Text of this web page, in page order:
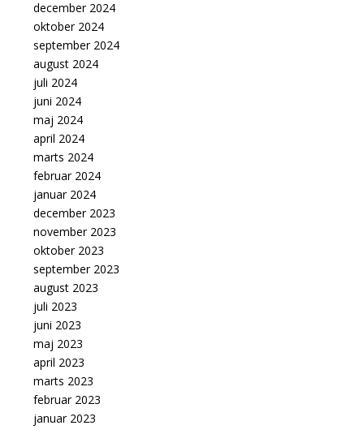
december 2024
oktober 2024
september 2024
august 2024
juli 2024
juni 2024
maj 2024
april 2024
marts 2024
februar 2024
januar 2024
december 2023
november 2023
oktober 2023
september 2023
august 2023
juli 2023
juni 2023
maj 2023
april 2023
marts 2023
februar 2023
januar 2023